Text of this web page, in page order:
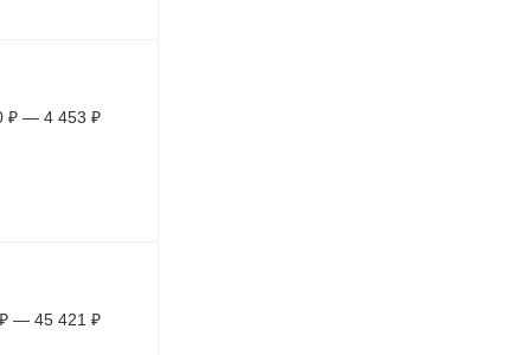
₽ — 4 453 ₽
₽ — 45 421 ₽